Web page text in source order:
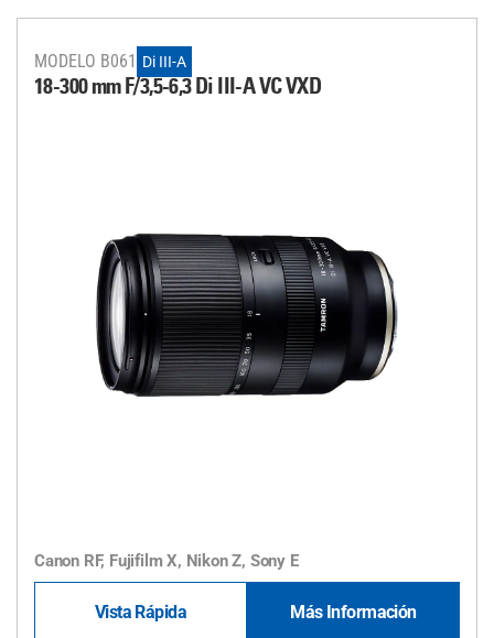
MODELO B061 Di III-A
18-300 mm F/3,5-6,3Di III-AVC VXD
Canon RF, Fujifilm X, Nikon Z, Sony E
Vista Rápida Más Información